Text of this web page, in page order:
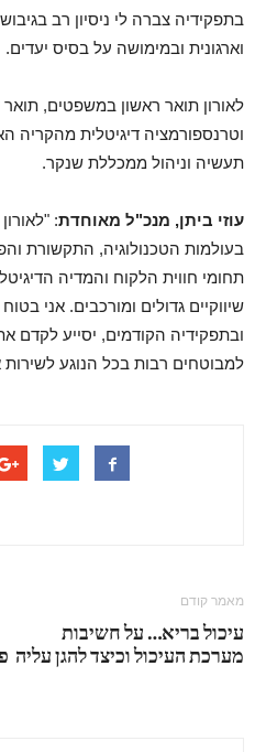
בתפקידיה צברה לי ניסיון רב
וארגונית ובמימושה על בסיס יעדים.
לאורון תואר ראשון במשפטים,
וטרנספורמציה דיגיטלית מהקריה
תעשיה וניהול ממכללת שנקר.
עוזי ביתן, מנכ"ל מאוחדת:
בעולמות הטכנולוגיה, התקשורת
תחומי חווית הלקוח והמדיה
שיווקיים גדולים ומורכבים. אני
ובתפקידיה הקודמים, יסייע לקדם
למבוטחים רבות בכל הנוגע
מאמר קודם
עיכול בריא… על חשיבות
מערכת העיכול וכיצד להגן עליה